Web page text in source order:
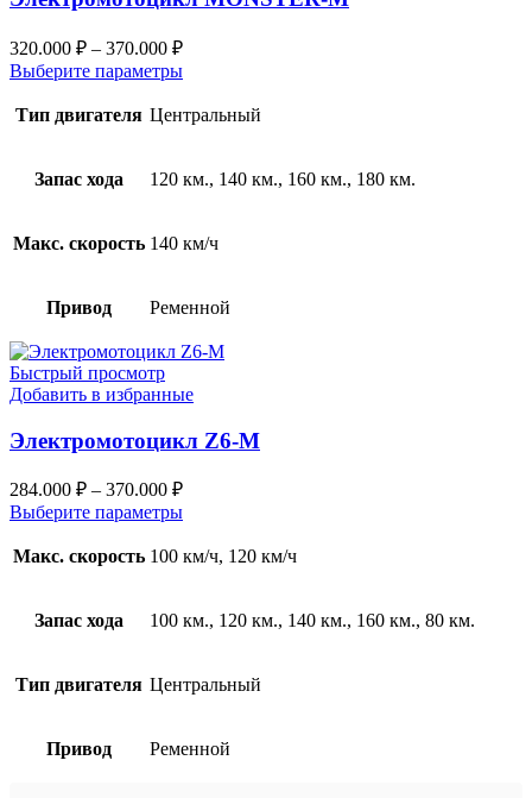
320.000 ₽ – 370.000 ₽
Выберите параметры
Тип двигателя Центральный
Запас хода 120 км., 140 км., 160 км., 180 км.
Макс. скорость 140 км/ч
Привод Ременной
Быстрый просмотр
Добавить в избранные
Электромотоцикл Z6-M
284.000 ₽ – 370.000 ₽
Выберите параметры
Макс. скорость 100 км/ч, 120 км/ч
Запас хода 100 км., 120 км., 140 км., 160 км., 80 км.
Тип двигателя Центральный
Привод Ременной